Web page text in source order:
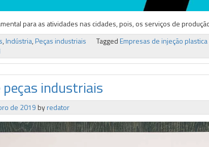
para as atividades nas cidades, pois, os serviços de
,Indústria,Peças industriais TaggedEmpresas de injeção plastica
peças industriais
de 2019byredator